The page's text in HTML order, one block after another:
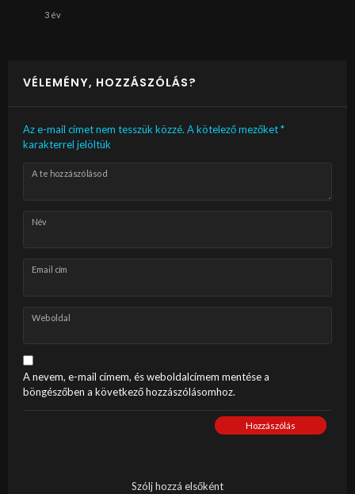
3 év
VÉLEMÉNY, HOZZÁSZÓLÁS?
Az e-mail címet nem tesszük közzé. A kötelező mezőket*
karakterrel jelöltük
A te hozzászólásod
Név
Email cím
Weboldal
A nevem, e-mail címem, és weboldalcímem mentése a
böngészőben a következő hozzászólásomhoz.
Hozzászólás
Szólj hozzá elsőként